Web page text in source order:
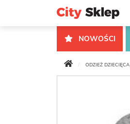
NOWOŚCI
ODZIEŻ DZIECIĘCA